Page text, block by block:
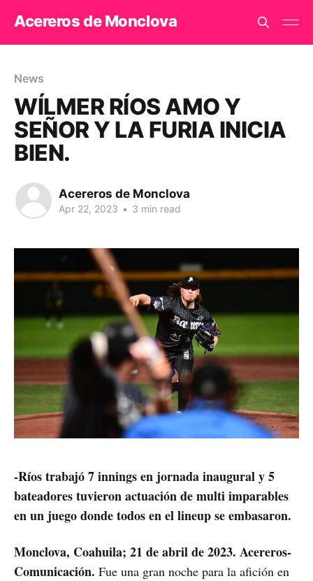
Acereros de Monclova
News
WÍLMER RÍOS AMO Y
SEÑOR Y LA FURIA INICIA
BIEN.
Acereros de Monclova
Apr 22, 2023 • 3 min read
-Ríos trabajó 7 innings en jornada inaugural y 5
bateadores tuvieron actuación de multi imparables
en un juego donde todos en el lineup se embasaron.
Monclova, Coahuila; 21 de abril de 2023. Acereros-
Comunicación. Fue una gran noche para la afición en